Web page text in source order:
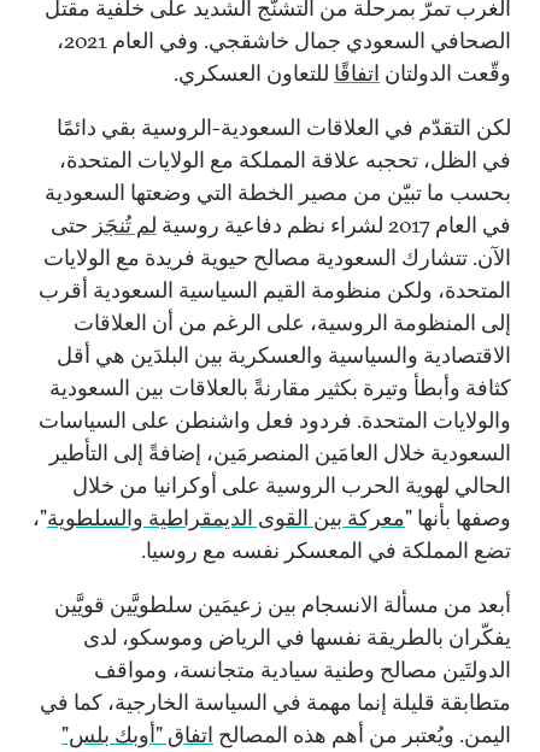
الغرب تمرّ بمرحلة من التشنّج الشديد على خلفية مقتل
الصحافي السعودي جمال خاشقجي. وفي العام 2021،
وقّعت الدولتان اتفاقًا للتعاون العسكري.
لكن التقدّم في العلاقات السعودية-الروسية بقي دائمًا
في الظل، تحجبه علاقة المملكة مع الولايات المتحدة،
بحسب ما تبيّن من مصير الخطة التي وضعتها السعودية
في العام 2017 لشراء نظم دفاعية روسية
لم تُنجَز حتى
الآن. تتشارك السعودية مصالح حيوية فريدة مع الولايات
المتحدة، ولكن منظومة القيم السياسية السعودية أقرب
إلى المنظومة الروسية، على الرغم من أن العلاقات
الاقتصادية والسياسية والعسكرية بين البلدَين هي أقل
كثافة وأبطأ وتيرة بكثير مقارنةً بالعلاقات بين السعودية
والولايات المتحدة. فردود فعل واشنطن على السياسات
السعودية خلال العامَين المنصرمَين، إضافةً إلى التأطير
الحالي لهوية الحرب الروسية على أوكرانيا من خلال
وصفها بأنها "معركة بين القوى الديمقراطية والسلطوية"،
تضع المملكة في المعسكر نفسه مع روسيا.
أبعد من مسألة الانسجام بين زعيمَين سلطويَّين قويَّين
يفكّران بالطريقة نفسها في الرياض وموسكو، لدى
الدولتَين مصالح وطنية سيادية متجانسة، ومواقف
متطابقة قليلة إنما مهمة في السياسة الخارجية، كما في
اليمن. ويُعتبر من أهم هذه المصالح اتفاق "أوبك بلس"